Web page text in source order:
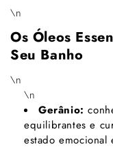
\n
Os Óleos
Seu Banho
\n
\n
Gerânio:
equilibrantes e
estado emocional